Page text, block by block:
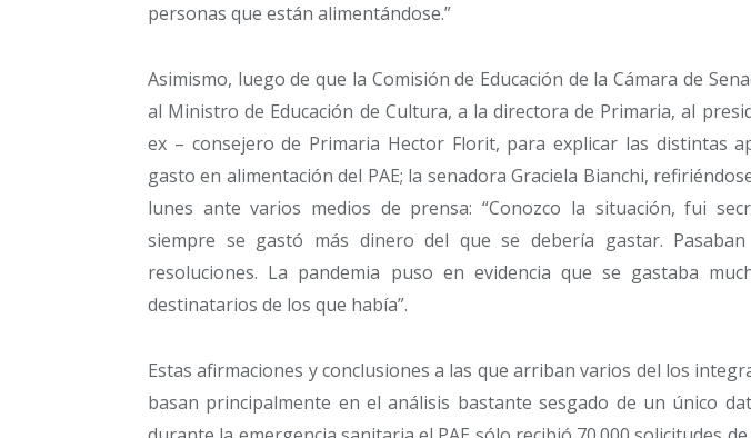
personas que están alimentándose.”
Asimismo, luego de que la Comisión de Educación de la Cámara de
al Ministro de Educación de Cultura, a la directora de Primaria, al
ex – consejero de Primaria Hector Florit, para explicar las distintas
gasto en alimentación del PAE; la senadora Graciela Bianchi,
lunes ante varios medios de prensa: “Conozco la situación, fui
siempre se gastó más dinero del que se debería gastar.
resoluciones. La pandemia puso en evidencia que se gastaba
destinatarios de los que había”.
Estas afirmaciones y conclusiones a las que arriban varios del los
basan principalmente en el análisis bastante sesgado de un único